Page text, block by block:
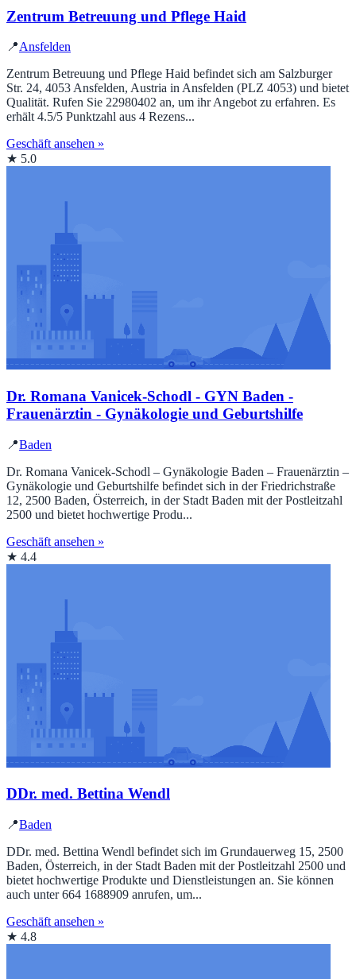
Zentrum Betreuung und Pflege Haid
📍Ansfelden
Zentrum Betreuung und Pflege Haid befindet sich am Salzburger
Str. 24, 4053 Ansfelden, Austria in Ansfelden (PLZ 4053) und bietet
Qualität. Rufen Sie 22980402 an, um ihr Angebot zu erfahren. Es
erhält 4.5/5 Punktzahl aus 4 Rezens...
Geschäft ansehen »
★ 5.0
Dr. Romana Vanicek-Schodl - GYN Baden -
Frauenärztin - Gynäkologie und Geburtshilfe
📍Baden
Dr. Romana Vanicek-Schodl – Gynäkologie Baden – Frauenärztin –
Gynäkologie und Geburtshilfe befindet sich in der Friedrichstraße
12, 2500 Baden, Österreich, in der Stadt Baden mit der Postleitzahl
2500 und bietet hochwertige Produ...
Geschäft ansehen »
★ 4.4
DDr. med. Bettina Wendl
📍Baden
DDr. med. Bettina Wendl befindet sich im Grundauerweg 15, 2500
Baden, Österreich, in der Stadt Baden mit der Postleitzahl 2500 und
bietet hochwertige Produkte und Dienstleistungen an. Sie können
auch unter 664 1688909 anrufen, um...
Geschäft ansehen »
★ 4.8